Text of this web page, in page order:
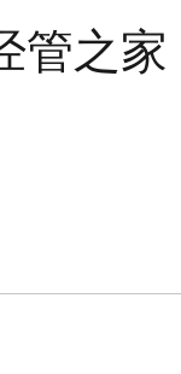
管之家